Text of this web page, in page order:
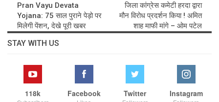
Pran Vayu Devata
Yojana: 75 साल पुराने पेड़ो पर
मिलेगी पेंशन, देखे पूरी खबर
जिला कांग्रेस कमेटी हरदा द्वारा
मौन विरोध प्रदर्शन किया ! अमित
शाह माफी मांगे – ओम पटेल
STAY WITH US
118k Facebook Twitter Instagram